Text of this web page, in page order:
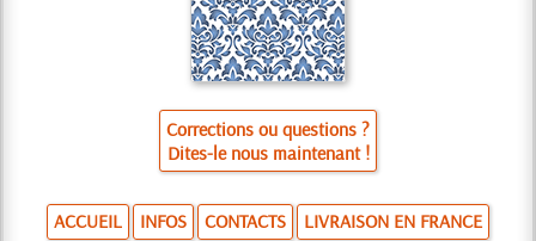
Corrections ou questions ?
Dites-le nous maintenant !
ACCUEIL INFOS CONTACTS LIVRAISON EN FRANCE